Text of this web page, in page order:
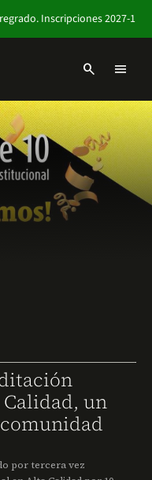
Inscripciones 2027-1
search menu
un
por tercera vez